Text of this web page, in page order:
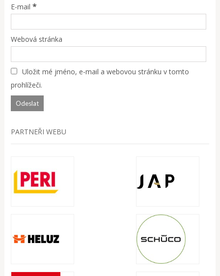
E-mail *
Webová stránka
Uložit mé jméno, e-mail a webovou stránku v tomto
prohlížeči.
PARTNEŘI WEBU